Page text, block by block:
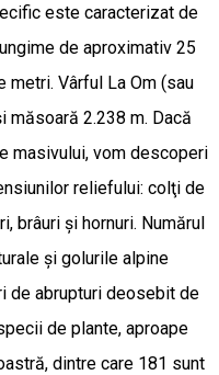
este caracterizat de
de aproximativ 25
Vârful La Om (sau
măsoară 2.238 m. Dacă
masivului, vom descoperi
reliefului: colţi de
brâuri şi hornuri. Numărul
şi golurile alpine
de abrupturi deosebit de
de plante, aproape
dintre care 181 sunt